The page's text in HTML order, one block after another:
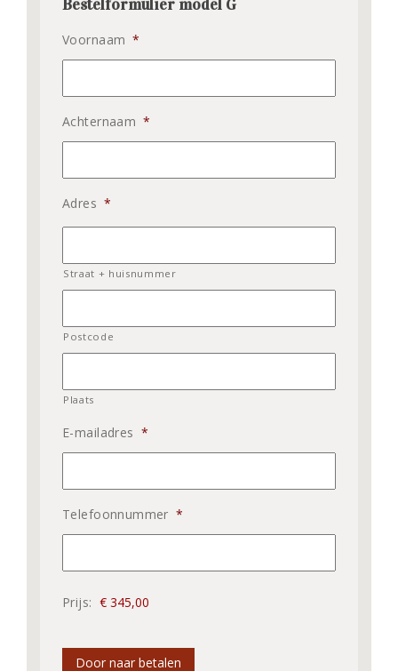
Bestelformulier model G
Voornaam *
Achternaam *
Adres *
Straat + huisnummer
Postcode
Plaats
E-mailadres *
Telefoonnummer *
Prijs:
Door naar betalen